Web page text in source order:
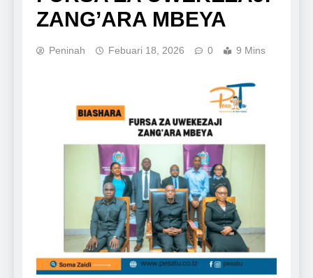
ZANG’ARA MBEYA
Peninah Febuari 18, 2026 0 9 Mins